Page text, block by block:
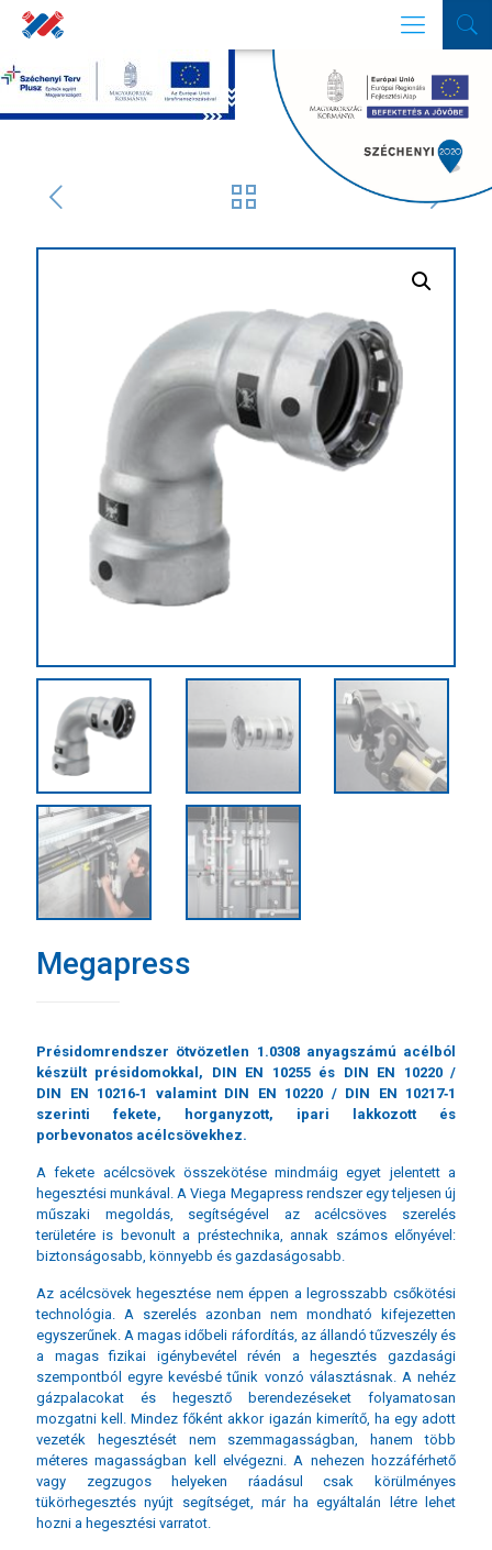
Termékek SZŰRŐ
Megapress
Présidomrendszer ötvözetlen 1.0308 anyagszámú acélból
készült présidomokkal, DIN EN 10255 és DIN EN 10220 /
DIN EN 10216‑1 valamint DIN EN 10220 / DIN EN 10217‑1
szerinti fekete, horganyzott, ipari lakkozott és
porbevonatos acélcsövekhez.
A fekete acélcsövek összekötése mindmáig egyet jelentett a
hegesztési munkával. A Viega Megapress rendszer egy teljesen új
műszaki megoldás, segítségével az acélcsöves szerelés
területére is bevonult a préstechnika, annak számos előnyével:
biztonságosabb, könnyebb és gazdaságosabb.
Az acélcsövek hegesztése nem éppen a legrosszabb csőkötési
technológia. A szerelés azonban nem mondható kifejezetten
egyszerűnek. A magas időbeli ráfordítás, az állandó tűzveszély és
a magas fizikai igénybevétel révén a hegesztés gazdasági
szempontból egyre kevésbé tűnik vonzó választásnak. A nehéz
gázpalacokat és hegesztő berendezéseket folyamatosan
mozgatni kell. Mindez főként akkor igazán kimerítő, ha egy adott
vezeték hegesztését nem szemmagasságban, hanem több
méteres magasságban kell elvégezni. A nehezen hozzáférhető
vagy zegzugos helyeken ráadásul csak körülményes
tükörhegesztés nyújt segítséget, már ha egyáltalán létre lehet
hozni a hegesztési varratot.